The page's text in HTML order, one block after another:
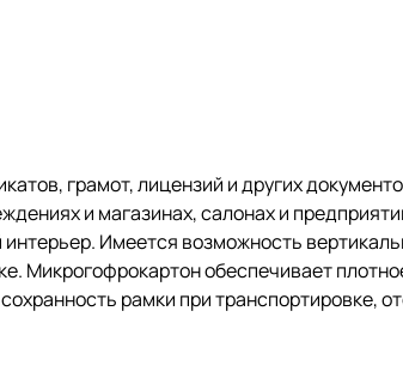
грамот, лицензий и других
и магазинах, салонах и
Имеется возможность
Микрогофрокартон обеспечивает
рамки при транспортировке,